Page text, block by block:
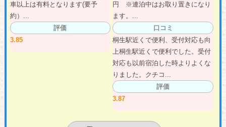
車以上は有料となります(要予
約）...
評価
3.85
円 ※連泊中はお取り置きになり
ます。...
口コミ
桐生駅近くで便利、受付対応も向
上桐生駅近くで便利でした。受付
対応も以前宿泊した時よりよくな
りました。クチコ...
評価
3.87